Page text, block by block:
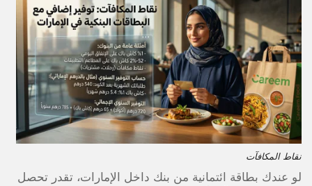
نقاط المكافآت
لو عندك بطاقة ائتمانية من بنك داخل الإمارات، تقدر تحصل